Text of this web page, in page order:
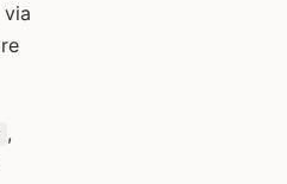
via
,